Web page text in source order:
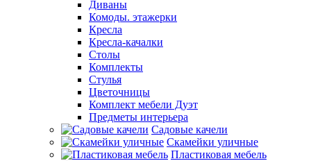
Диваны
Комоды. этажерки
Кресла
Кресла-качалки
Столы
Комплекты
Стулья
Цветочницы
Комплект мебели Дуэт
Предметы интерьера
Садовые качели
Скамейки уличные
Пластиковая мебель